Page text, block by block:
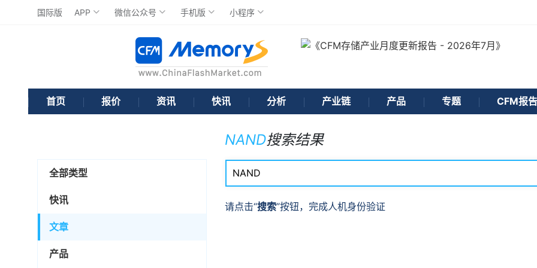
国际版 APP 微信公众号 手机版 小程序
首页 报价 资讯 快讯 分析 产业链 产品 专题 CFM报告
全部类型
快讯
文章
产品
NAND搜索结果
请点击“搜索”按钮，完成人机身份验证